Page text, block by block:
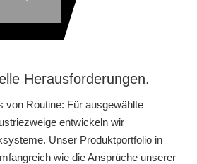
Herausforderungen.
von Routine: Für ausgewählte
entwickeln wir
Unser Produktportfolio in
wie die Ansprüche unserer